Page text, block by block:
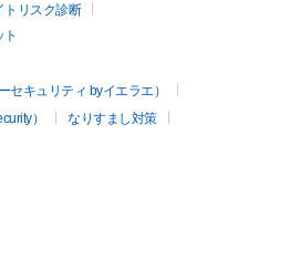
トリスク診断
セキュリティ byイエラエ）
）
なりすまし対策